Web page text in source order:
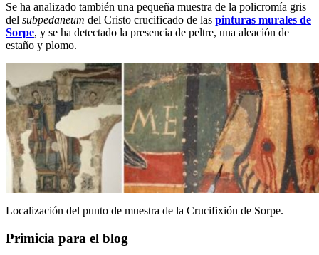
Se ha analizado también una pequeña muestra de la policromía gris
del subpedaneum del Cristo crucificado de las pinturas murales de
Sorpe, y se ha detectado la presencia de peltre, una aleación de
estaño y plomo.
Localización del punto de muestra de la Crucifixión de Sorpe.
Primicia para el blog